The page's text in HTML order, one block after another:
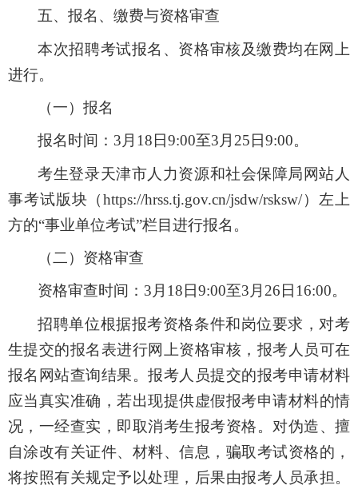
五、报名、缴费与资格审查
本次招聘考试报名、资格审核及缴费均在网上
进行。
（一）报名
报名时间： 3月 18 日9:00至3月25 日9:00。
考生登录天津市人力资源和社会保障局网站人
事考试版块（https://hrss.tj.gov.cn/jsdw/rsksw/）左上
方的“事业单位考试”栏目进行报名 。
（二）资格审查
资格审查时间： 3月 18 日9:00至3月26 日 16:00。
招聘单位根据报考资格条件和岗位要求，对考
生提交的报名表进行网上资格审核，报考人员可在
报名网站查询结果。报考人员提交的报考申请材料
应当真实准确，若出现提供虚假报考申请材料的情
况，一经查实，即取消考生报考资格。对伪造、擅
自涂改有关证件、材料、信息，骗取考试资格的，
将按照有关规定予以处理，后果由报考人员承担。